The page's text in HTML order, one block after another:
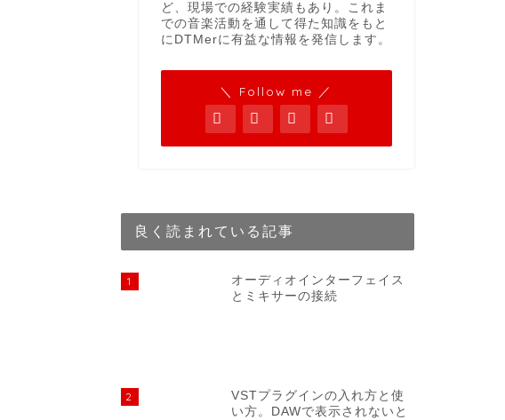
ど、現場での経験実績もあり。これま
での音楽活動を通して得た知識をもと
にDTMerに有益な情報を発信します。
＼ Follow me ／
良く読まれている記事
1
オーディオインターフェイス
とミキサーの接続
2
VSTプラグインの入れ方と使
い方。DAWで表示されないと